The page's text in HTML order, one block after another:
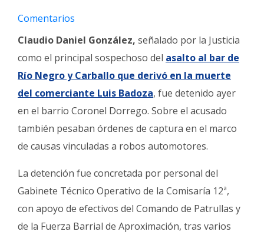
Comentarios
Claudio Daniel González, señalado por la Justicia
como el principal sospechoso del asalto al bar de
Río Negro y Carballo que derivó en la muerte
del comerciante Luis Badoza, fue detenido ayer
en el barrio Coronel Dorrego. Sobre el acusado
también pesaban órdenes de captura en el marco
de causas vinculadas a robos automotores.
La detención fue concretada por personal del
Gabinete Técnico Operativo de la Comisaría 12ª,
con apoyo de efectivos del Comando de Patrullas y
de la Fuerza Barrial de Aproximación, tras varios